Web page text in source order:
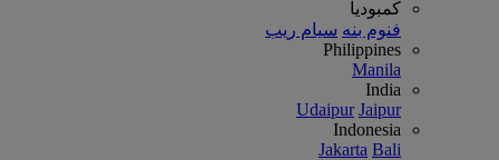
كمبوديا
فنوم بنه سيام ريب
Philippines
Manila
India
Udaipur Jaipur
Indonesia
Jakarta Bali